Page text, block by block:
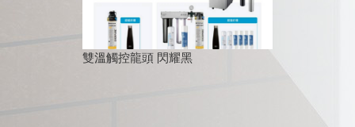
雙溫觸控龍頭 閃耀黑